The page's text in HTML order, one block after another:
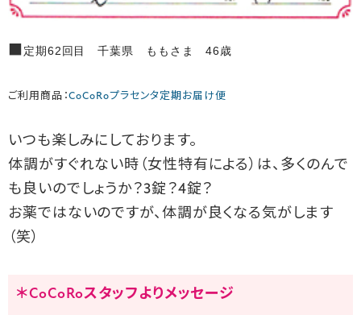
■定期62回目 千葉県 ももさま 46歳
ご利用商品：CoCoRoプラセンタ定期お届け便
いつも楽しみにしております。
体調がすぐれない時（女性特有による）は、多くのんで
も良いのでしょうか？3錠？4錠？
お薬ではないのですが、体調が良くなる気がします
（笑）
＊CoCoRoスタッフよりメッセージ